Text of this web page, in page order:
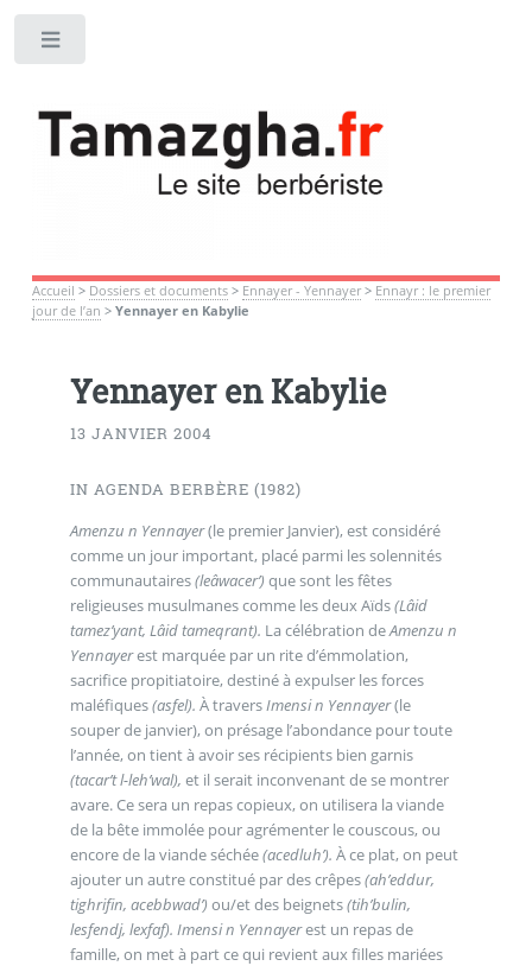
Accueil > Dossiers et documents> Ennayer - Yennayer> Ennayr : le premier
jour de l’an > Yennayer en Kabylie
Yennayer en Kabylie
13 JANVIER 2004
IN AGENDA BERBÈRE (1982)
Amenzu n Yennayer(le premier Janvier), est considéré
comme un jour important, placé parmi les solennités
communautaires(leâwacer’) que sont les fêtes
religieuses musulmanes comme les deux Aïds(Lâid
tamez’yant, Lâid tameqrant). La célébration deAmenzu n
Yennayerest marquée par un rite d’émmolation,
sacrifice propitiatoire, destiné à expulser les forces
maléfiques(asfel). À traversImensi n Yennayer(le
souper de janvier), on présage l’abondance pour toute
l’année, on tient à avoir ses récipients bien garnis
(tacar’t l-leh’wal), et il serait inconvenant de se montrer
avare. Ce sera un repas copieux, on utilisera la viande
de la bête immolée pour agrémenter le couscous, ou
encore de la viande séchée(acedluh’). À ce plat, on peut
ajouter un autre constitué par des crêpes(ah’eddur,
tighrifin, acebbwad’) ou/et des beignets(tih’bulin,
lesfendj, lexfaf). Imensi n Yennayerest un repas de
famille, on met à part ce qui revient aux filles mariées